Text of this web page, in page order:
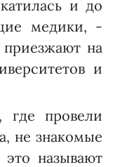
и до
медики, -
на
и
где провели
не знакомые
называют